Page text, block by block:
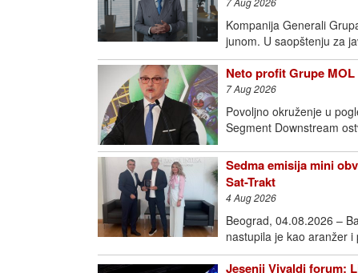
Kompanija Generali
junom. U saopštenju za
Neto profit Grupe
7 Aug 2026
Povoljno okruženje u
Segment Downstream
Sedma emisija mini
Sat-Trakt
4 Aug 2026
Beograd, 04.08.2026 –
nastupila je kao aranžer
Jesenji Vivaldi forum: